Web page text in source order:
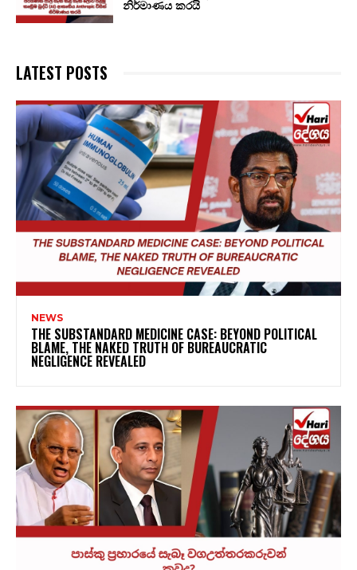
නිර්මාණය කරයි
LATEST POSTS
NEWS
THE SUBSTANDARD MEDICINE CASE: BEYOND POLITICAL
BLAME, THE NAKED TRUTH OF BUREAUCRATIC
NEGLIGENCE REVEALED